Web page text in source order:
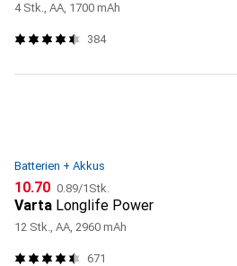
4 Stk., AA, 1700 mAh
384
Batterien + Akkus
CHF
10.70 CHF
0.89/1Stk.
Varta Longlife Power
12 Stk., AA, 2960 mAh
671